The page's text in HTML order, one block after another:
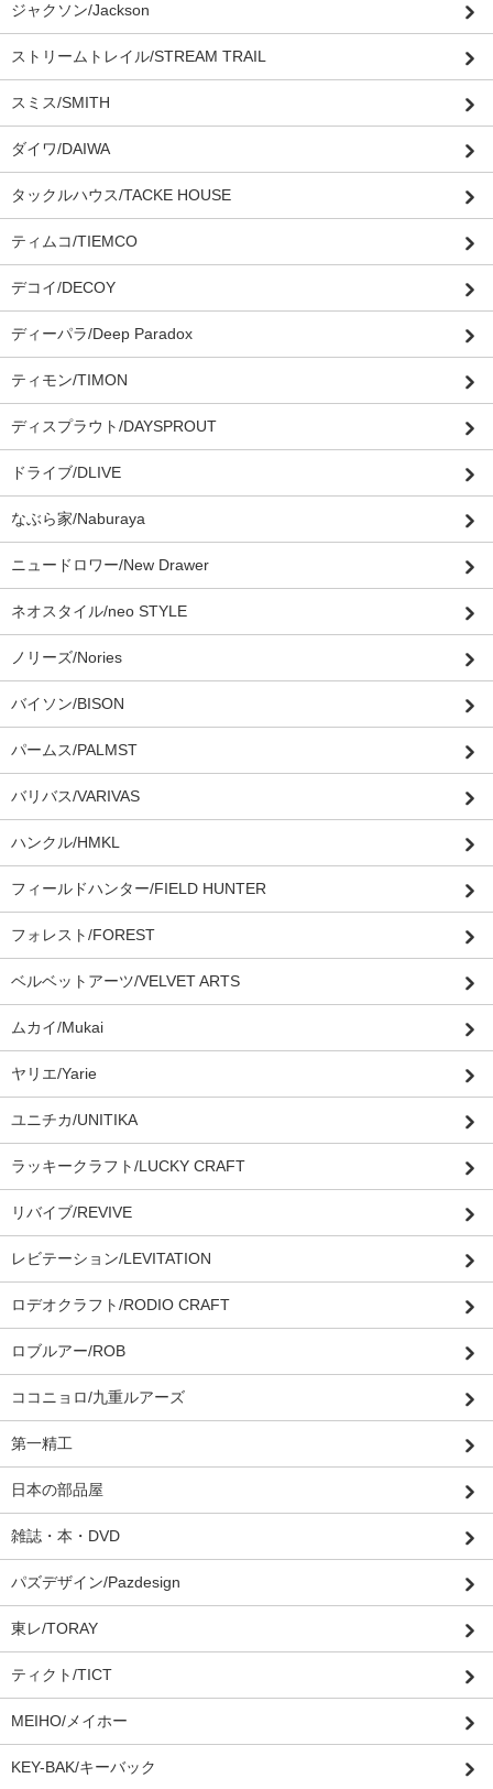
ジャクソン/Jackson
ストリームトレイル/STREAM TRAIL
スミス/SMITH
ダイワ/DAIWA
タックルハウス/TACKE HOUSE
ティムコ/TIEMCO
デコイ/DECOY
ディーパラ/Deep Paradox
ティモン/TIMON
ディスプラウト/DAYSPROUT
ドライブ/DLIVE
なぶら家/Naburaya
ニュードロワー/New Drawer
ネオスタイル/neo STYLE
ノリーズ/Nories
バイソン/BISON
パームス/PALMST
バリバス/VARIVAS
ハンクル/HMKL
フィールドハンター/FIELD HUNTER
フォレスト/FOREST
ベルベットアーツ/VELVET ARTS
ムカイ/Mukai
ヤリエ/Yarie
ユニチカ/UNITIKA
ラッキークラフト/LUCKY CRAFT
リバイブ/REVIVE
レビテーション/LEVITATION
ロデオクラフト/RODIO CRAFT
ロブルアー/ROB
ココニョロ/九重ルアーズ
第一精工
日本の部品屋
雑誌・本・DVD
パズデザイン/Pazdesign
東レ/TORAY
ティクト/TICT
MEIHO/メイホー
KEY-BAK/キーバック